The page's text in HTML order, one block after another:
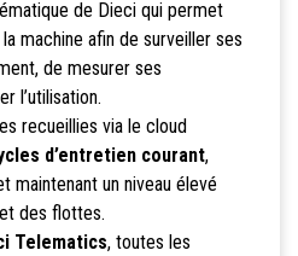
de Dieci qui permet
machine afin de surveiller ses
de mesurer ses
l’utilisation.
recueillies via le cloud
d’entretien courant,
maintenant un niveau élevé
des flottes.
Telematics, toutes les